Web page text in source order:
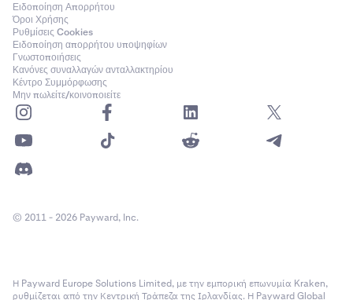
Ειδοποίηση Απορρήτου
Όροι Χρήσης
Ρυθμίσεις Cookies
Ειδοποίηση απορρήτου υποψηφίων
Γνωστοποιήσεις
Κανόνες συναλλαγών ανταλλακτηρίου
Κέντρο Συμμόρφωσης
Μην πωλείτε/κοινοποιείτε
© 2011 - 2026 Payward, Inc.
Η Payward Europe Solutions Limited, με την εμπορική επωνυμία Kraken,
ρυθμίζεται από την Κεντρική Τράπεζα της Ιρλανδίας. Η Payward Global